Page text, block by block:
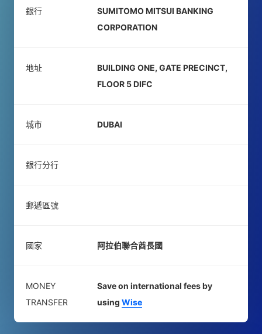
銀行
SUMITOMO MITSUI BANKING
CORPORATION
地址
BUILDING ONE, GATE PRECINCT,
FLOOR 5 DIFC
城市 DUBAI
銀行分行
郵遞區號
國家 阿拉伯聯合酋長國
MONEY
TRANSFER
Save on international fees by
using Wise